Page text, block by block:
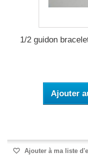
1/2 guidon
Ajouter
Ajouter à ma liste